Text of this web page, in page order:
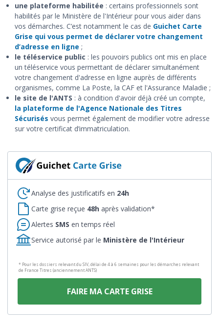
une plateforme habilitée : certains professionnels sont
habilités par le Ministère de l'Intérieur pour vous aider dans
vos démarches. C’est notamment le cas de Guichet Carte
Grise qui vous permet de déclarer votre changement
d’adresse en ligne ;
le téléservice public : les pouvoirs publics ont mis en place
un téléservice vous permettant de déclarer simultanément
votre changement d'adresse en ligne auprès de différents
organismes, comme La Poste, la CAF et l'Assurance Maladie ;
le site de l'ANTS : à condition d'avoir déjà créé un compte,
la plateforme de l'Agence Nationale des Titres
Sécurisés vous permet également de modifier votre adresse
sur votre certificat d’immatriculation.
Analyse des justificatifs en 24h
Carte grise reçue 48h après validation*
Alertes SMS en temps réel
Service autorisé par le Ministère de l'Intérieur
* Pour les dossiers relevant du SIV, délai de 4 à 6 semaines pour les démarches relevant
de France Titres (anciennement ANTS)
FAIRE MA CARTE GRISE